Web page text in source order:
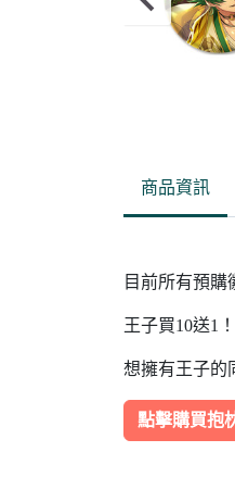
商品資訊
目前所有預購
王子買10送1
想擁有王子的
點擊購買抱